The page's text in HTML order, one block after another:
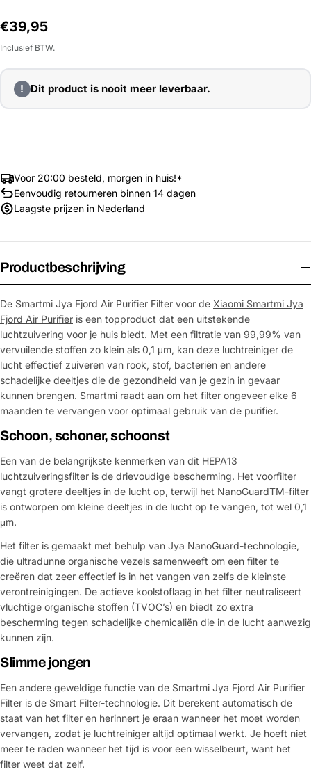
Normale
prijs
€39,95
Inclusief BTW.
! Dit product is nooit meer leverbaar.
Voor 20:00 besteld, morgen in huis!*
Eenvoudig retourneren binnen 14 dagen
Laagste prijzen in Nederland
Productbeschrijving
De Smartmi Jya Fjord Air Purifier Filter voor de Xiaomi Smartmi Jya
Fjord Air Purifier is een topproduct dat een uitstekende
luchtzuivering voor je huis biedt. Met een filtratie van 99,99% van
vervuilende stoffen zo klein als 0,1 μm, kan deze luchtreiniger de
lucht effectief zuiveren van rook, stof, bacteriën en andere
schadelijke deeltjes die de gezondheid van je gezin in gevaar
kunnen brengen. Smartmi raadt aan om het filter ongeveer elke 6
maanden te vervangen voor optimaal gebruik van de purifier.
Schoon, schoner, schoonst
Een van de belangrijkste kenmerken van dit HEPA13
luchtzuiveringsfilter is de drievoudige bescherming. Het voorfilter
vangt grotere deeltjes in de lucht op, terwijl het NanoGuardTM-filter
is ontworpen om kleine deeltjes in de lucht op te vangen, tot wel 0,1
μm.
Het filter is gemaakt met behulp van Jya NanoGuard-technologie,
die ultradunne organische vezels samenweeft om een filter te
creëren dat zeer effectief is in het vangen van zelfs de kleinste
verontreinigingen. De actieve koolstoflaag in het filter neutraliseert
vluchtige organische stoffen (TVOC’s) en biedt zo extra
bescherming tegen schadelijke chemicaliën die in de lucht aanwezig
kunnen zijn.
Slimme jongen
Een andere geweldige functie van de Smartmi Jya Fjord Air Purifier
Filter is de Smart Filter-technologie. Dit berekent automatisch de
staat van het filter en herinnert je eraan wanneer het moet worden
vervangen, zodat je luchtreiniger altijd optimaal werkt. Je hoeft niet
meer te raden wanneer het tijd is voor een wisselbeurt, want het
filter weet dat zelf.